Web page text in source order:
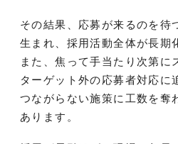
その結果、応募が来るのを待
生まれ、採用活動全体が長期
また、焦って手当たり次第に
ターゲット外の応募者対応に
つながらない施策に工数を奪
あります。